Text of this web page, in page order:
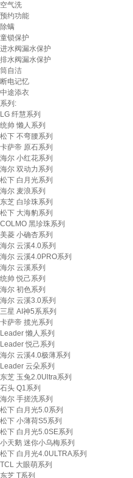
空气洗
预约功能
除螨
童锁保护
进水阀漏水保护
排水阀漏水保护
筒自洁
断电记忆
中途添衣
系列:
LG 纤慧系列
统帅 懒人系列
松下 不弯腰系列
卡萨帝 原石系列
海尔 小红花系列
海尔 双动力系列
松下 白月光系列
海尔 麦浪系列
东芝 白珍珠系列
松下 大海豹系列
COLMO 黑珍珠系列
美菱 小确杏系列
海尔 云溪4.0系列
海尔 云溪4.0PRO系列
海尔 云溪系列
统帅 悦己系列
海尔 初色系列
海尔 云溪3.0系列
三星 AI神5系系列
卡萨帝 揽光系列
Leader 懒人系列
Leader 悦己系列
海尔 云溪4.0极薄系列
Leader 云朵系列
东芝 玉兔2.0Ultra系列
石头 Q1系列
海尔 手搓洗系列
松下 白月光5.0系列
松下 小薄荷S5系列
松下 白月光5.0SE系列
小天鹅 迷你小乌梅系列
松下 白月光4.0ULTRA系列
TCL 大眼萌系列
东芝 T系列